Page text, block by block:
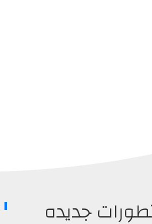
ومع (الحلقه٤) وتطورات جديده